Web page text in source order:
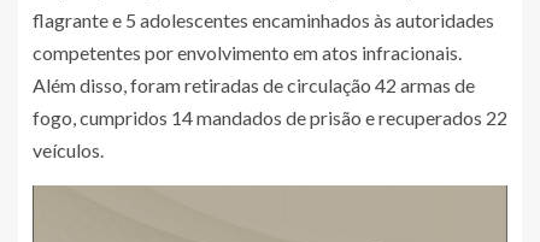
flagrante e 5 adolescentes encaminhados às autoridades
competentes por envolvimento em atos infracionais.
Além disso, foram retiradas de circulação 42 armas de
fogo, cumpridos 14 mandados de prisão e recuperados 22
veículos.